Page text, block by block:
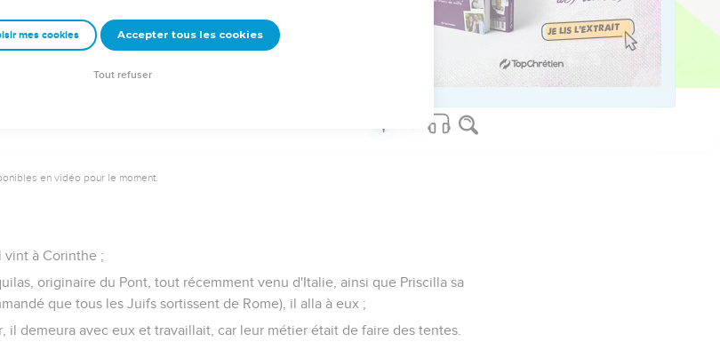
à lui et crurent, entre lesquels aussi était Denys, l'Aréopagite, et une
en vidéo pour le moment.
vint à Corinthe ;
originaire du Pont, tout récemment venu d'Italie, ainsi que Priscilla sa
que tous les Juifs sortissent de Rome), il alla à eux ;
il demeura avec eux et travaillait, car leur métier était de faire des tentes.
mes cookies Accepter tous les cookies
Tout refuser